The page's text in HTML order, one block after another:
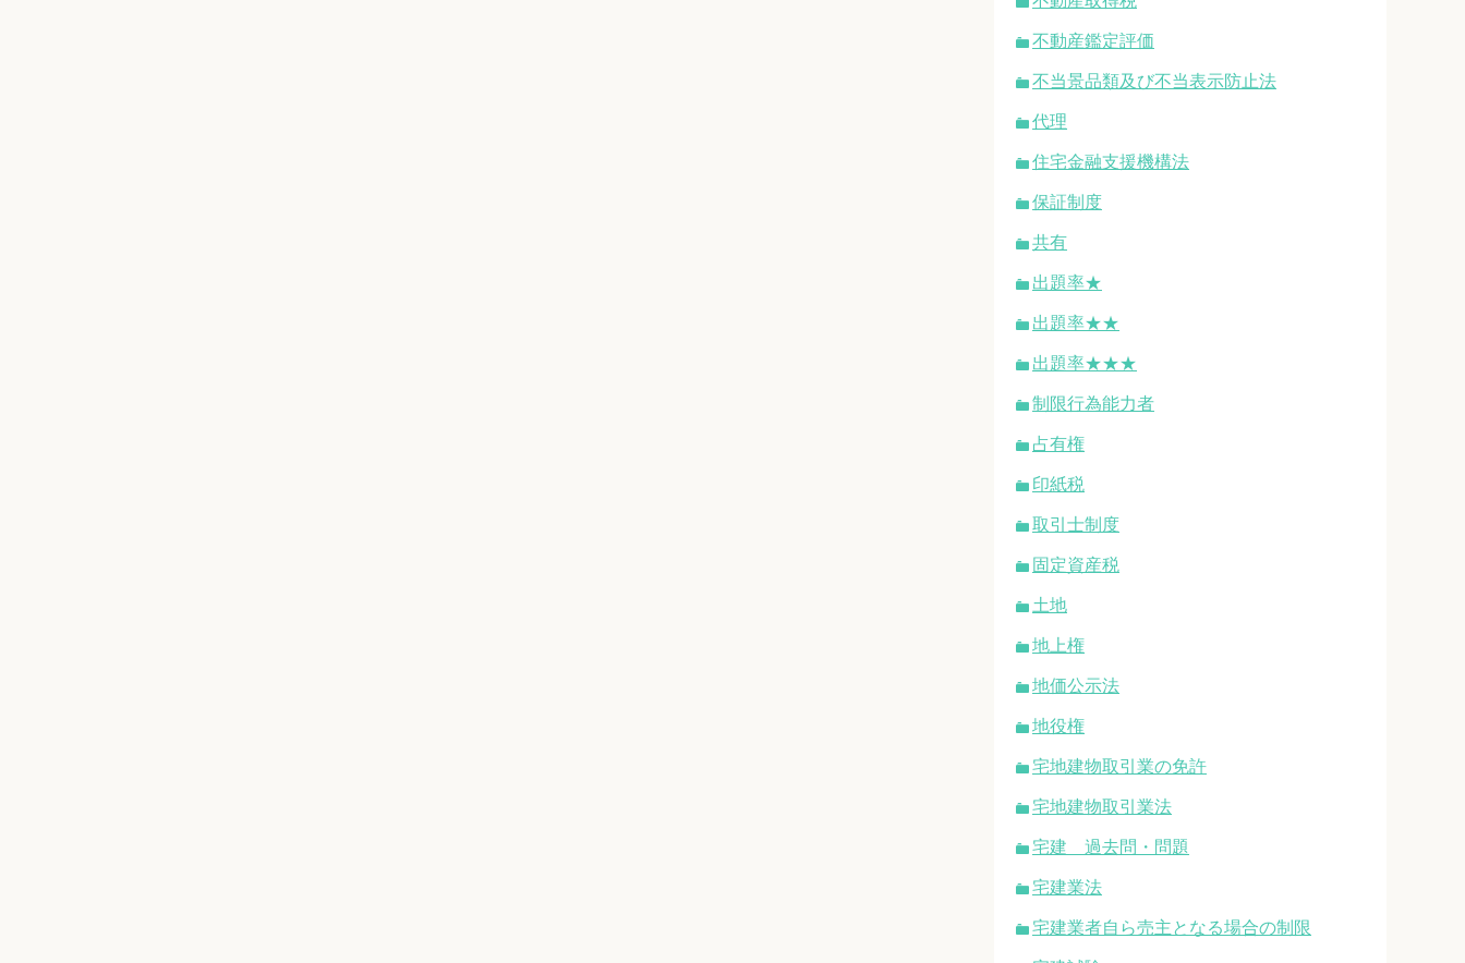
不動産鑑定評価
不当景品類及び不当表示防止法
代理
住宅金融支援機構法
保証制度
共有
出題率★
出題率★★
出題率★★★
制限行為能力者
占有権
印紙税
取引士制度
固定資産税
土地
地上権
地価公示法
地役権
宅地建物取引業の免許
宅地建物取引業法
宅建 過去問・問題
宅建業法
宅建業者自ら売主となる場合の制限